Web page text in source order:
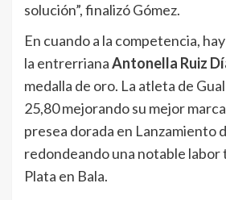
solución”, finalizó Gómez.
En cuando a la competencia,
la entrerrianaAntonella Ruiz
medalla de oro. La atleta de
25,80 mejorando su mejor
presea dorada en Lanzamiento
redondeando una notable labor
Plata en Bala.